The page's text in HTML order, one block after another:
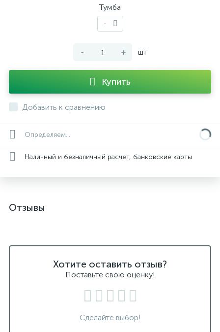
Тумба
-
- + шт
Купить
Добавить к сравнению
Определяем...
Наличный и безналичный расчет, банковские карты
Отзывы
Хотите оставить отзыв?
Поставьте свою оценку!
Сделайте выбор!